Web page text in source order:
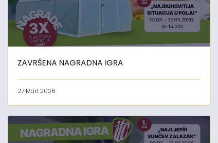
ZAVRŠENA NAGRADNA IGRA
27 Mart 2026